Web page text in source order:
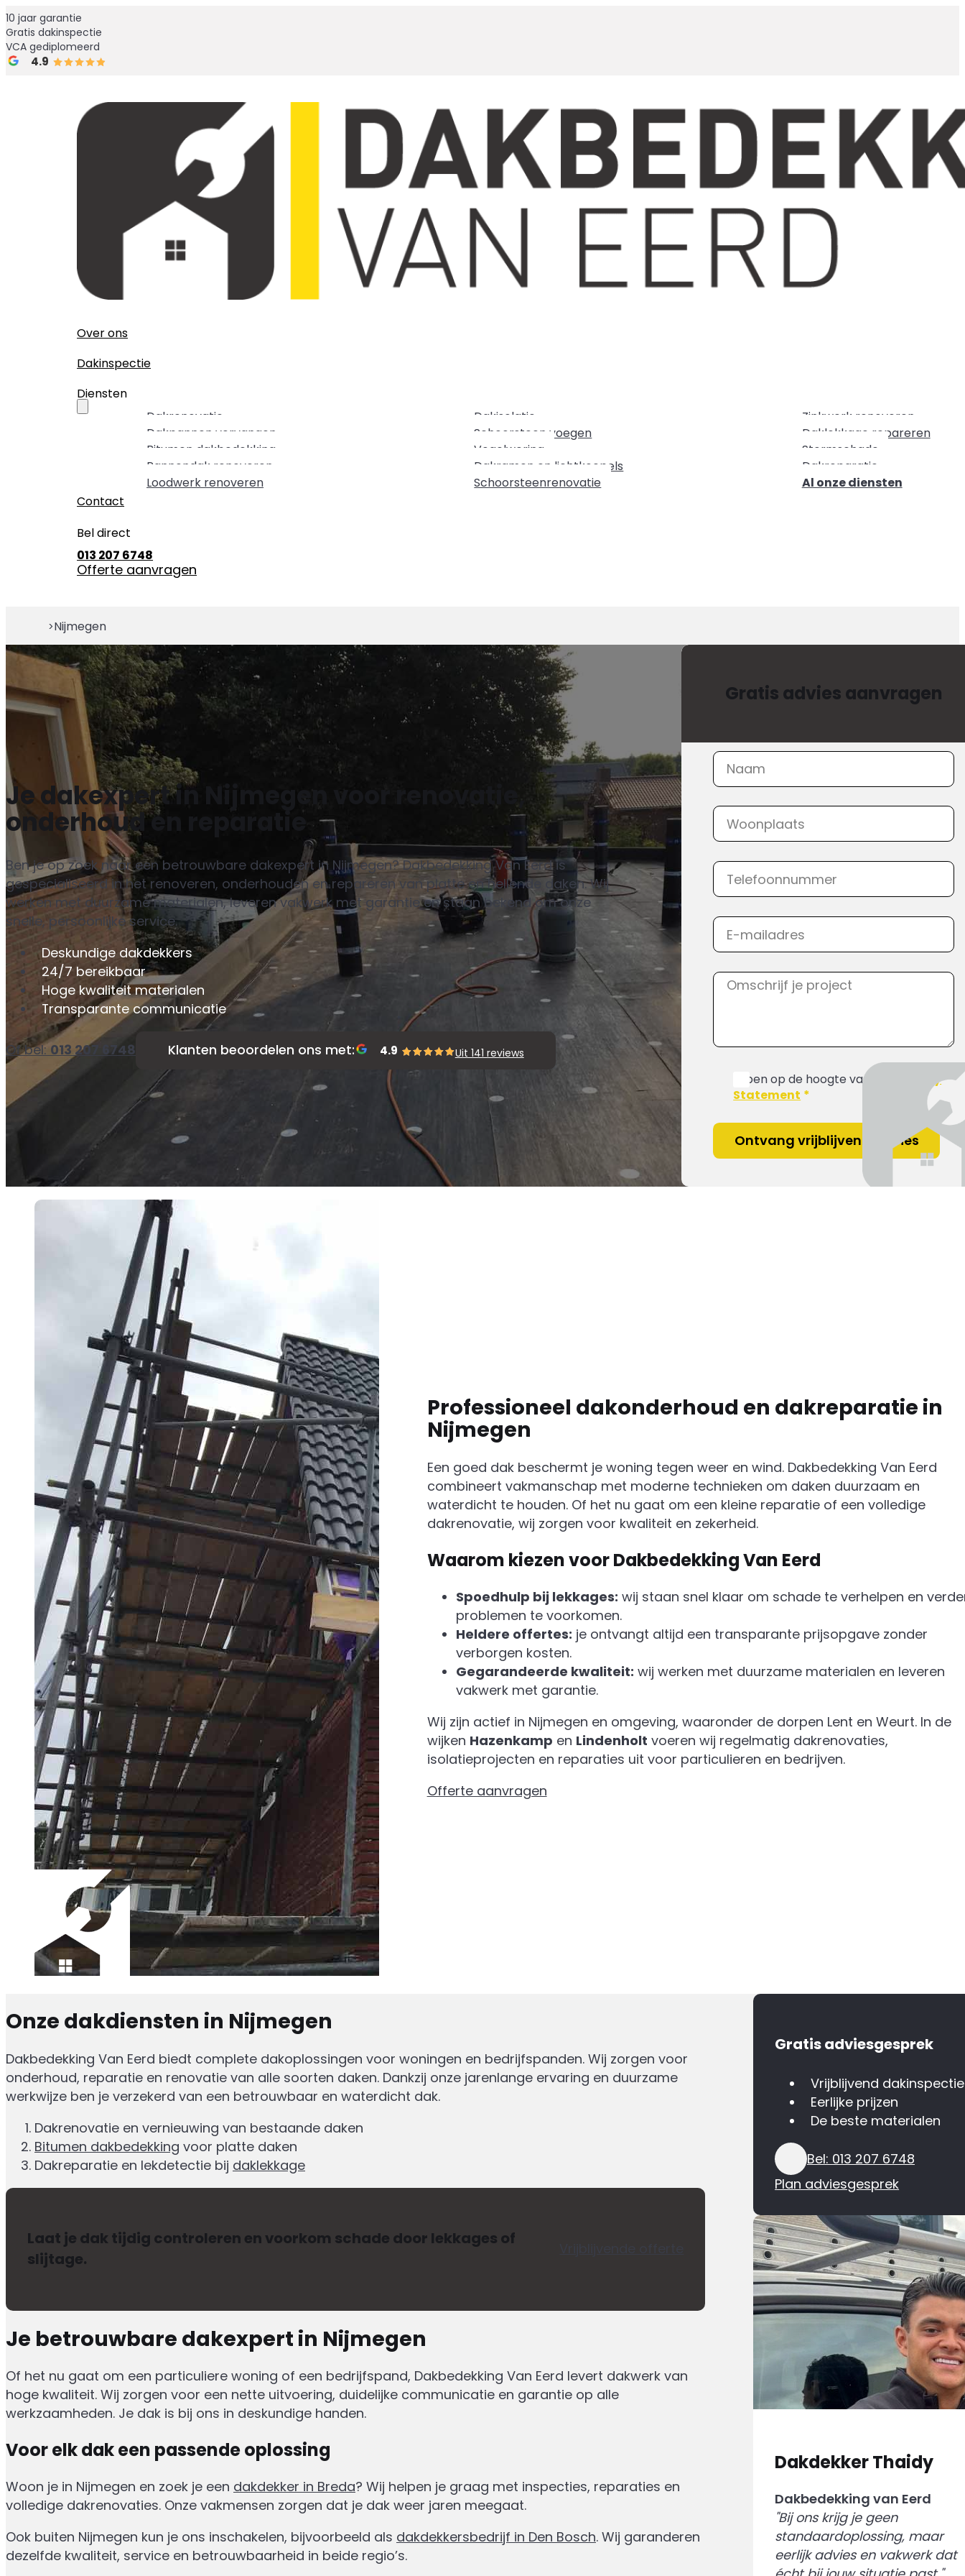
10 jaar garantie
Gratis dakinspectie
VCA gediplomeerd
4.9
Over ons
Dakinspectie
Diensten
Dakrenovatie
Dakpannen vervangen
Bitumen dakbedekking
Pannendak renoveren
Loodwerk renoveren
Dakisolatie
Schoorsteen voegen
Vogelwering
Dakramen en lichtkoepels
Schoorsteenrenovatie
Zinkwerk renoveren
Daklekkage repareren
Stormschade
Dakreparatie
Al onze diensten
Contact
Bel direct
013 207 6748
Offerte aanvragen
>Nijmegen
Je dakexpert in Nijmegen voor renovatie,
onderhoud en reparatie
Ben je op zoek naar een betrouwbare dakexpert in Nijmegen? Dakbedekking Van Eerd is
gespecialiseerd in het renoveren, onderhouden en repareren van platte en hellende daken. Wij
werken met duurzame materialen, leveren vakwerk met garantie en staan bekend om onze
snelle, persoonlijke service.
Deskundige dakdekkers
24/7 bereikbaar
Hoge kwaliteit materialen
Transparante communicatie
Of bel: 013 207 6748 Klanten beoordelen ons met: 4.9 Uit 141 reviews
Gratis advies aanvragen
Sectie
Ik ben op de hoogte van het
Privacy
Statement *
Ontvang vrijblijvend advies
Professioneel dakonderhoud en dakreparatie in
Nijmegen
Een goed dak beschermt je woning tegen weer en wind. Dakbedekking Van Eerd
combineert vakmanschap met moderne technieken om daken duurzaam en
waterdicht te houden. Of het nu gaat om een kleine reparatie of een volledige
dakrenovatie, wij zorgen voor kwaliteit en zekerheid.
Waarom kiezen voor Dakbedekking Van Eerd
Spoedhulp bij lekkages: wij staan snel klaar om schade te verhelpen en
problemen te voorkomen.
Heldere offertes: je ontvangt altijd een transparante prijsopgave zonder
verborgen kosten.
Gegarandeerde kwaliteit: wij werken met duurzame materialen en leveren
vakwerk met garantie.
Wij zijn actief in Nijmegen en omgeving, waaronder de dorpen Lent en Weurt. In de
wijken Hazenkamp en Lindenholt voeren wij regelmatig dakrenovaties,
isolatieprojecten en reparaties uit voor particulieren en bedrijven.
Offerte aanvragen
Onze dakdiensten in Nijmegen
Dakbedekking Van Eerd biedt complete dakoplossingen voor woningen en bedrijfspanden. Wij zorgen voor
onderhoud, reparatie en renovatie van alle soorten daken. Dankzij onze jarenlange ervaring en duurzame
werkwijze ben je verzekerd van een betrouwbaar en waterdicht dak.
Dakrenovatie en vernieuwing van bestaande daken
Bitumen dakbedekking voor platte daken
Dakreparatie en lekdetectie bij daklekkage
Laat je dak tijdig controleren en voorkom schade door lekkages of
slijtage.
Je betrouwbare dakexpert in Nijmegen
Of het nu gaat om een particuliere woning of een bedrijfspand, Dakbedekking Van Eerd levert dakwerk van
hoge kwaliteit. Wij zorgen voor een nette uitvoering, duidelijke communicatie en garantie op alle
werkzaamheden. Je dak is bij ons in deskundige handen.
Voor elk dak een passende oplossing
Woon je in Nijmegen en zoek je een dakdekker in Breda? Wij helpen je graag met inspecties, reparaties en
volledige dakrenovaties. Onze vakmensen zorgen dat je dak weer jaren meegaat.
Ook buiten Nijmegen kun je ons inschakelen, bijvoorbeeld als dakdekkersbedrijf in Den Bosch. Wij garanderen
dezelfde kwaliteit, service en betrouwbaarheid in beide regio’s.
Gratis adviesgesprek
Vrijblijvend dakinspectie
Eerlijke prijzen
De beste materialen
Bel: 013 207 6748
Plan adviesgesprek
Dakdekker Thaidy
Dakbedekking van Eerd
"Bij ons krijg je geen
standaardoplossing, maar
eerlijk advies en vakwerk dat